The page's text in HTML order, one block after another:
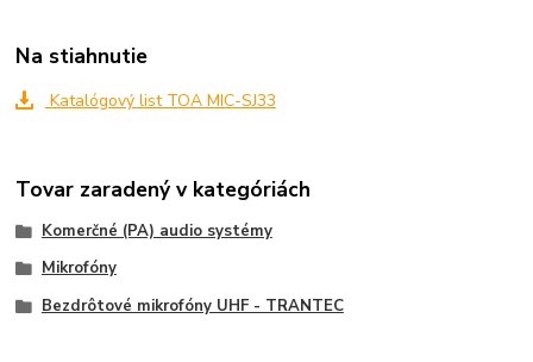
Na stiahnutie
Katalógový list TOA MIC-SJ33
Tovar zaradený v kategóriách
Komerčné (PA) audio systémy
Mikrofóny
Bezdrôtové mikrofóny UHF - TRANTEC